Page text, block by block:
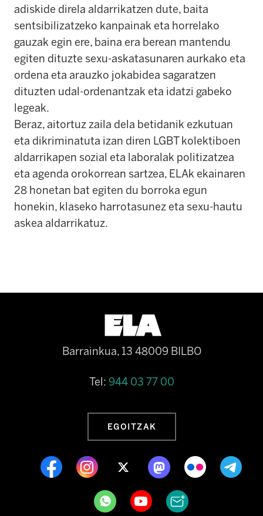
adiskide direla aldarrikatzen dute, baita
sentsibilizatzeko kanpainak eta horrelako
gauzak egin ere, baina era berean mantendu
egiten dituzte sexu-askatasunaren aurkako eta
ordena eta arauzko jokabidea sagaratzen
dituzten udal-ordenantzak eta idatzi gabeko
legeak.
Beraz, aitortuz zaila dela betidanik ezkutuan
eta dikriminatuta izan diren LGBT kolektiboen
aldarrikapen sozial eta laboralak politizatzea
eta agenda orokorrean sartzea, ELAk ekainaren
28 honetan bat egiten du borroka egun
honekin, klaseko harrotasunez eta sexu-hautu
askea aldarrikatuz.
Barrainkua, 13 48009 BILBO
Tel: 944 03 77 00
EGOITZAK